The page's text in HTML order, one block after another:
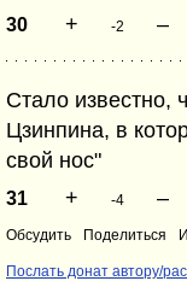
30 + -2 –
Стало известно,
Цзинпина, в
свой нос"
31 + -4 –
Обсудить Поделиться
Послать донат автору/